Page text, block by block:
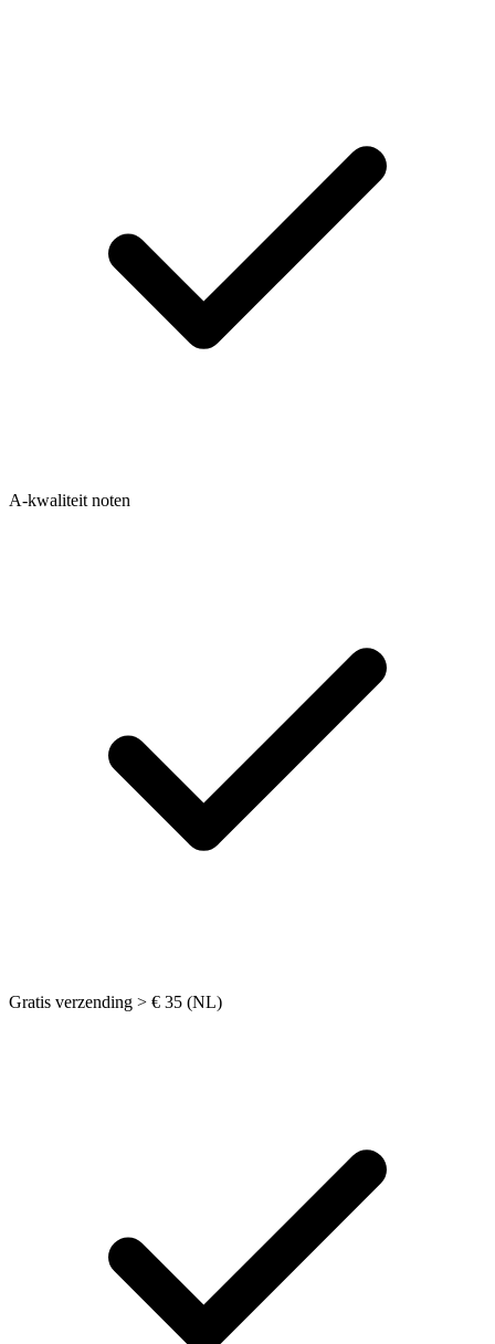
A-kwaliteit noten
Gratis verzending > € 35 (NL)